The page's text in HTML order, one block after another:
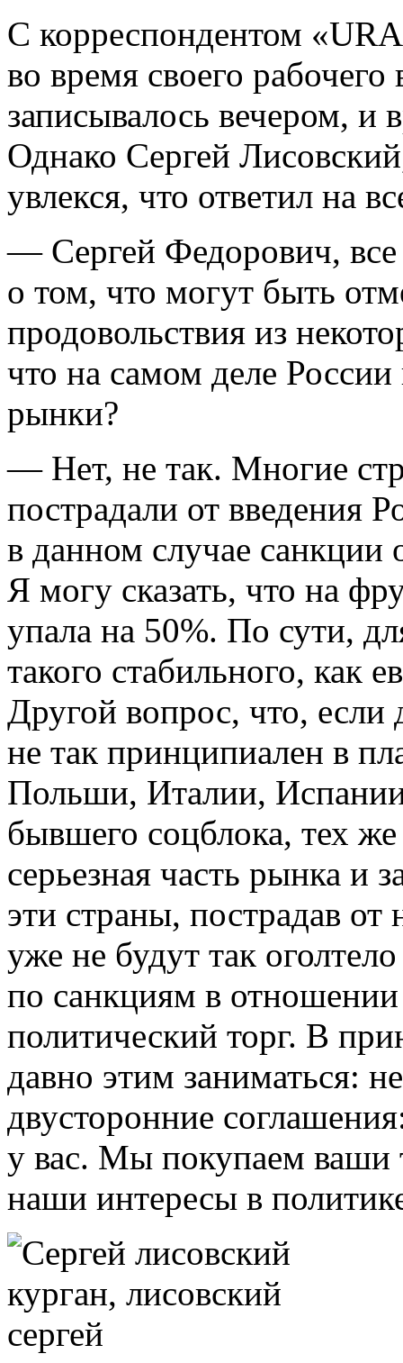
С корреспондентом
во время своего
записывалось вечером, и
Однако Сергей
увлекся, что ответил на
— Сергей Федорович,
о том, что могут быть
продовольствия из
что на самом деле
рынки?
— Нет, не так. Многие
пострадали от введения
в данном случае санкции
Я могу сказать, что на
упала на 50%. По сути,
такого стабильного, как
Другой вопрос, что,
не так принципиален в
Польши, Италии,
бывшего соцблока, тех
серьезная часть рынка и
эти страны, пострадав
уже не будут так
по санкциям в
политический торг. В
давно этим заниматься:
двусторонние
у вас. Мы покупаем ваши
наши интересы в